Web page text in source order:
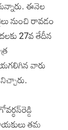
ఈనెల
నుంచి రావడం
27వ తేదీన
వారు
తమ